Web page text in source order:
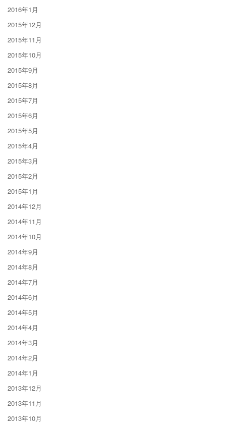
2016年1月
2015年12月
2015年11月
2015年10月
2015年9月
2015年8月
2015年7月
2015年6月
2015年5月
2015年4月
2015年3月
2015年2月
2015年1月
2014年12月
2014年11月
2014年10月
2014年9月
2014年8月
2014年7月
2014年6月
2014年5月
2014年4月
2014年3月
2014年2月
2014年1月
2013年12月
2013年11月
2013年10月